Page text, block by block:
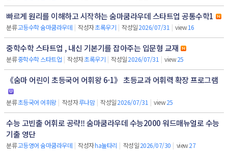
빠르게 원리를 이해하고 시작하는 숨마쿰라우데 스타트업 공통수학1
분류고등수학 숨마쿰라우데 | 작성자초록우기 | 작성일2026/07/31 | view16
중학수학 스타트업 , 내신 기본기를 잡아주는 입문형 교재
분류중학수학 스타트업 | 작성자초록우기 | 작성일2026/07/31 | view25
《숨마 어린이 초등국어 어휘왕 6-1》 초등교과 어휘력 확장 프로그램
분류초등국어 어휘왕 | 작성자루나맘 | 작성일2026/07/31 | view25
수능 고빈출 어휘로 공략!! 숨마쿰라우데 수능2000 워드매뉴얼로 수능
기출 영단
분류고등영어 숨마쿰라우데 | 작성자ha눌타리 | 작성일2026/07/30 | view27